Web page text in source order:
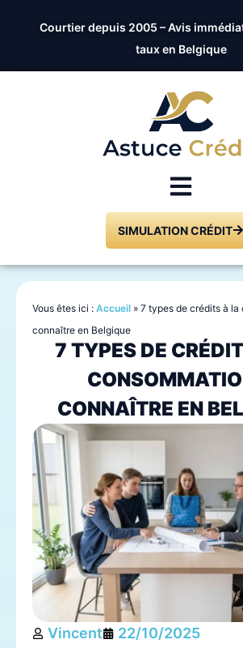
Courtier depuis 2005 – Avis
taux en Belgique
SIMULATION CRÉDIT
Vous êtes ici : Accueil » 7 types de crédits à la
connaître en Belgique
7 TYPES DE
CONNAÎTRE EN
Vincent
22/10/2025